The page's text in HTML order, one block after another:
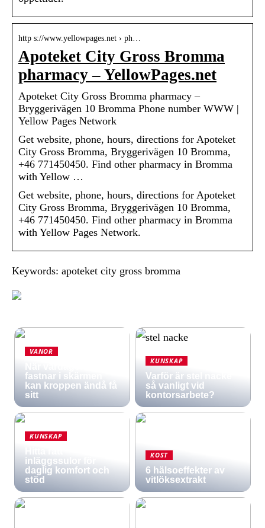
http s://www.yellowpages.net › ph…
Apoteket City Gross Bromma
pharmacy – YellowPages.net
Apoteket City Gross Bromma pharmacy –
Bryggerivägen 10 Bromma Phone number WWW |
Yellow Pages Network
Get website, phone, hours, directions for Apoteket
City Gross Bromma, Bryggerivägen 10 Bromma,
+46 771450450. Find other pharmacy in Bromma
with Yellow …
Get website, phone, hours, directions for Apoteket
City Gross Bromma, Bryggerivägen 10 Bromma,
+46 771450450. Find other pharmacy in Bromma
with Yellow Pages Network.
Keywords: apoteket city gross bromma
VANOR
fastnar i skärmen
kan kroppen ändå få
sitt
KUNSKAP
Varför är stel nacke
så vanligt vid
kontorsarbete?
KUNSKAP
Hitta rätt
inläggssulor för
daglig komfort och
stöd
KOST
6 hälsoeffekter av
vitlöksextrakt